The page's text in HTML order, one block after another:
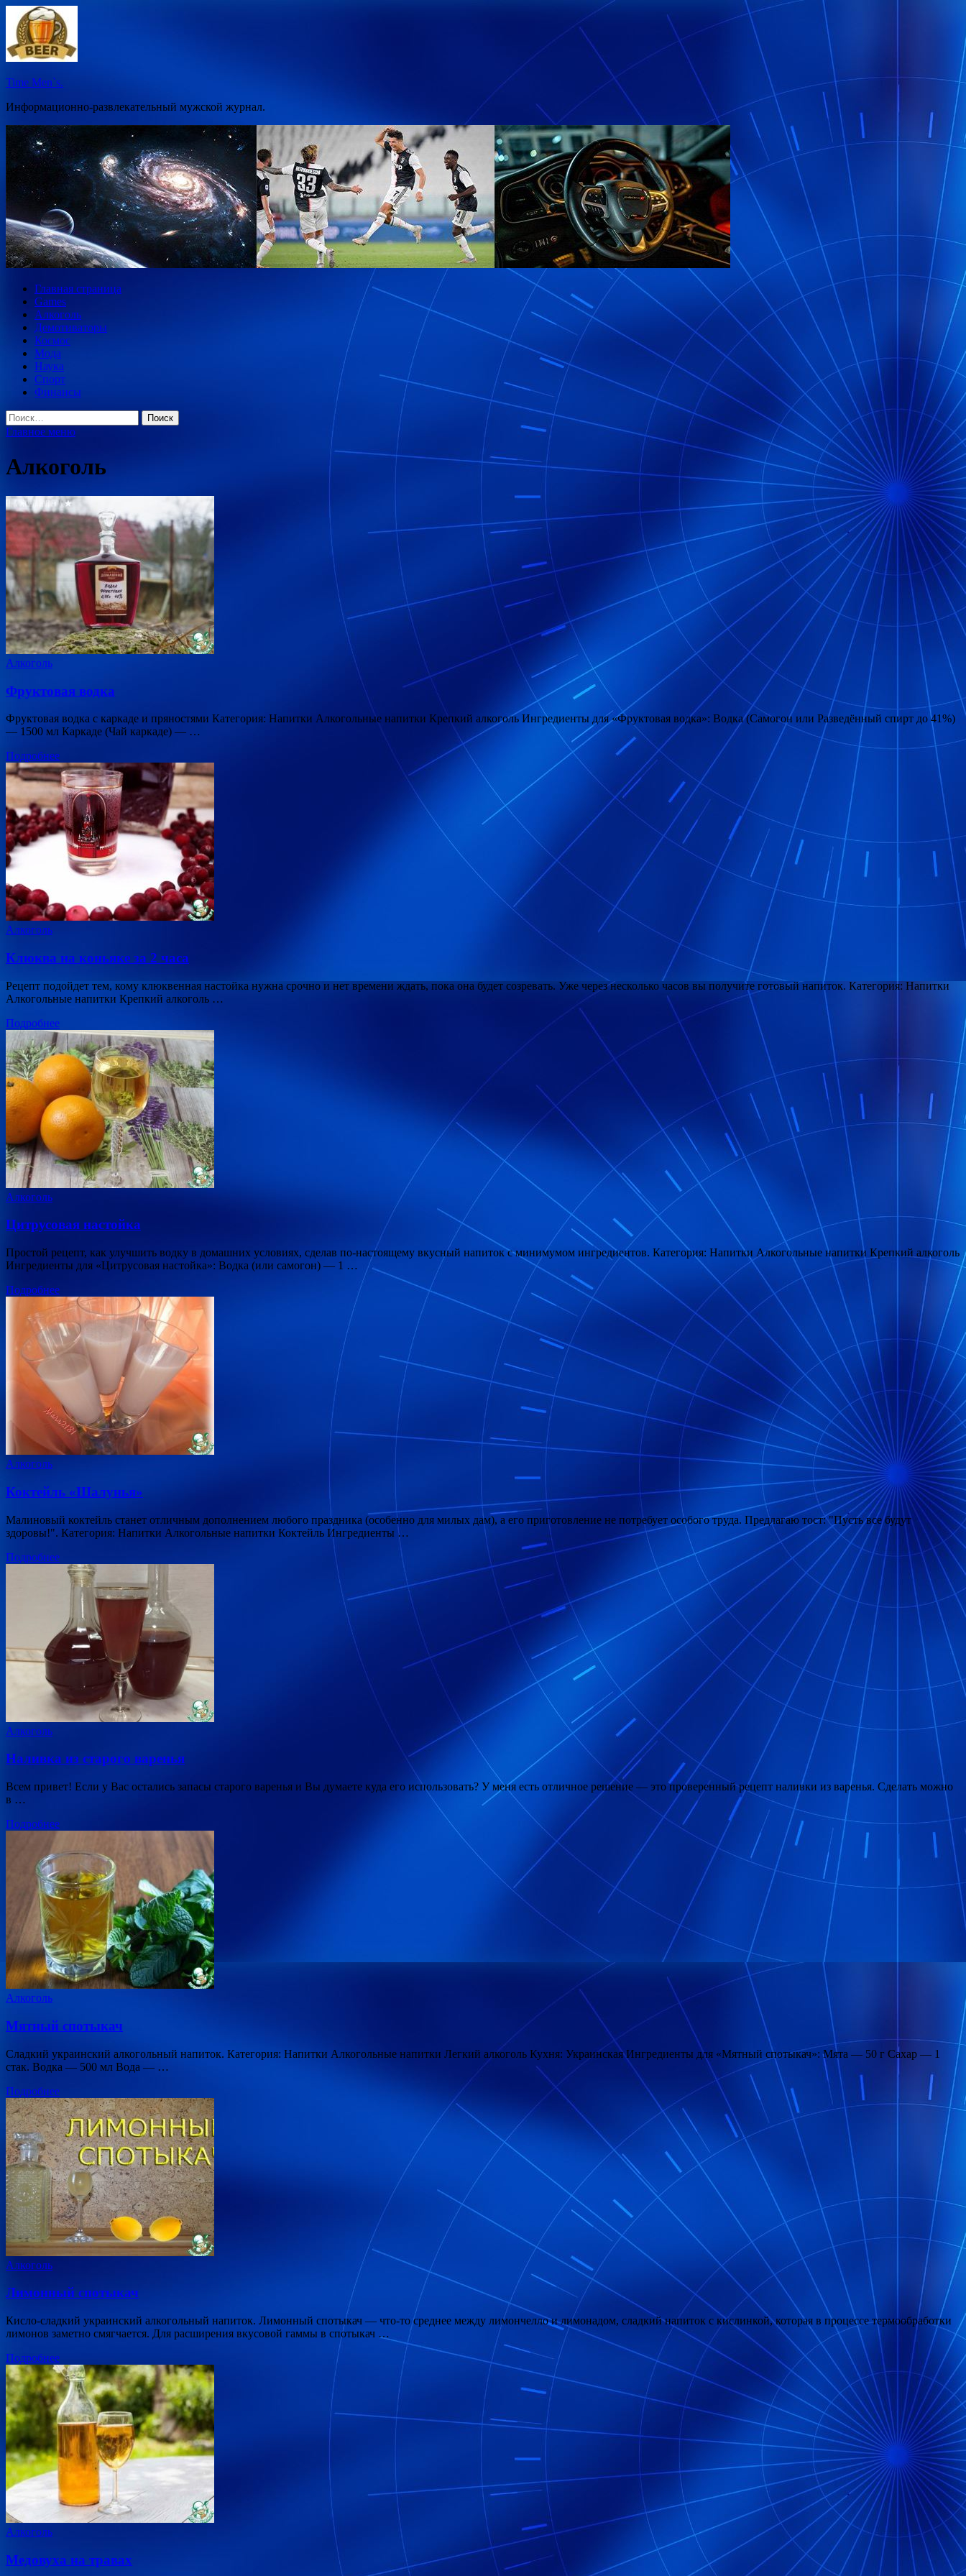
Перейти
содержимому
Time Men`s.
Информационно-развлекательный мужской журнал.
Главная страница
Games
Алкоголь
Демотиваторы
Космос
Мода
Наука
Спорт
Финансы
Найти:
Главное меню
Алкоголь
Алкоголь
Фруктовая водка
Фруктовая водка с каркаде и пряностями Категория: Напитки Алкогольные напитки Крепкий алкоголь Ингредиенты для «Фруктовая водка»: Водка (Самогон или Разведённый спирт до 41%)
— 1500 мл Каркаде (Чай каркаде) — …
Подробнее
Алкоголь
Клюква на коньяке за 2 часа
Рецепт подойдет тем, кому клюквенная настойка нужна срочно и нет времени ждать, пока она будет созревать. Уже через несколько часов вы получите готовый напиток. Категория: Напитки
Алкогольные напитки Крепкий алкоголь …
Подробнее
Алкоголь
Цитрусовая настойка
Простой рецепт, как улучшить водку в домашних условиях, сделав по-настоящему вкусный напиток с минимумом ингредиентов. Категория: Напитки Алкогольные напитки Крепкий алкоголь
Ингредиенты для «Цитрусовая настойка»: Водка (или самогон) — 1 …
Подробнее
Алкоголь
Коктейль «Шалунья»
Малиновый коктейль станет отличным дополнением любого праздника (особенно для милых дам), а его приготовление не потребует особого труда. Предлагаю тост: "Пусть все будут
здоровы!". Категория: Напитки Алкогольные напитки Коктейль Ингредиенты …
Подробнее
Алкоголь
Наливка из старого варенья
Всем привет! Если у Вас остались запасы старого варенья и Вы думаете куда его использовать? У меня есть отличное решение — это проверенный рецепт наливки из варенья. Сделать можно
в …
Подробнее
Алкоголь
Мятный спотыкач
Сладкий украинский алкогольный напиток. Категория: Напитки Алкогольные напитки Легкий алкоголь Кухня: Украинская Ингредиенты для «Мятный спотыкач»: Мята — 50 г Сахар — 1
стак. Водка — 500 мл Вода — …
Подробнее
Алкоголь
Лимонный спотыкач
Кисло-сладкий украинский алкогольный напиток. Лимонный спотыкач — что-то среднее между лимончелло и лимонадом, сладкий напиток с кислинкой, которая в процессе термообработки
лимонов заметно смягчается. Для расширения вкусовой гаммы в спотыкач …
Подробнее
Алкоголь
Медовуха на травах